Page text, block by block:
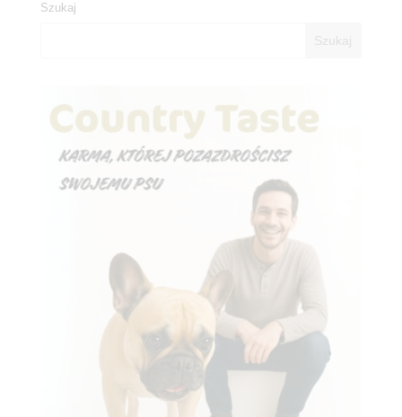
Szukaj